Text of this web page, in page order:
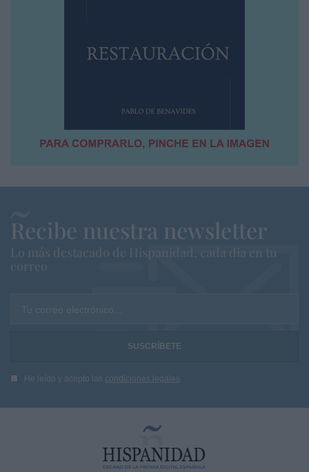
Recibe nuestra newsletter
Lo más destacado de Hispanidad, cada dia en tu
correo
Tu correo electrónico...
He leído y acepto las condiciones legales